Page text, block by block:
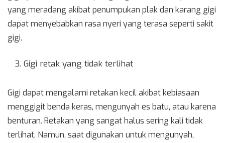
yang meradang akibat penumpukan plak dan karang gigi
dapat menyebabkan rasa nyeri yang terasa seperti sakit
gigi.
Gigi retak yang tidak terlihat
Gigi dapat mengalami retakan kecil akibat kebiasaan
menggigit benda keras, mengunyah es batu, atau karena
benturan. Retakan yang sangat halus sering kali tidak
terlihat. Namun, saat digunakan untuk mengunyah,